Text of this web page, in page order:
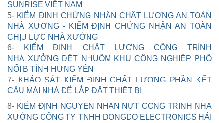
SUNRISE VIỆT NAM
5- KIỂM ĐỊNH CHỨNG NHẬN CHẤT LƯỢNG AN TOÀN
NHÀ XƯỞNG - KIỂM ĐỊNH CHỨNG NHẬN AN TOÀN
CHỊU LỰC NHÀ XƯỞNG
6-
KIỂM ĐỊNH CHẤT LƯỢNG CÔNG TRÌNH
NHÀ XƯỞNG DỆT NHUỘM KHU CÔNG NGHIỆP PHỐ
NỐI B TỈNH HƯNG YÊN
7- KHẢO SÁT KIỂM ĐỊNH CHẤT LƯỢNG PHẦN KẾT
CẤU MÁI NHÀ ĐỂ LẮP ĐẶT THIẾT BỊ
8- KIỂM ĐỊNH NGUYÊN NHÂN NỨT CÔNG TRÌNH NHÀ
XƯỞNG CÔNG TY TNHH DONGDO ELECTRONICS HẢI